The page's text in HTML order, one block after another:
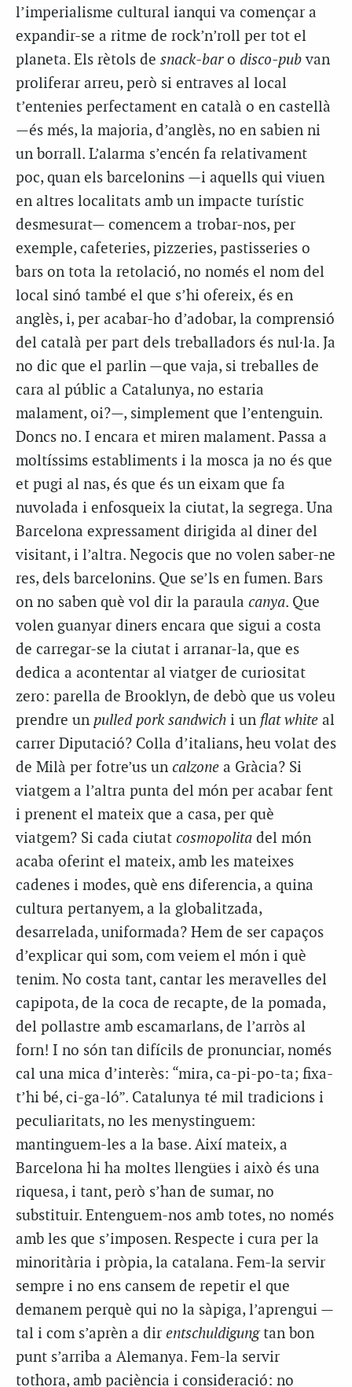
l’imperialisme cultural ianqui va començar a
expandir-se a ritme de rock’n’roll per tot el
planeta. Els rètols de snack-baro disco-pubvan
proliferar arreu, però si entraves al local
t’entenies perfectament en català o en castellà
—és més, la majoria, d’anglès, no en sabien ni
un borrall. L’alarma s’encén fa relativament
poc, quan els barcelonins —i aquells qui viuen
en altres localitats amb un impacte turístic
desmesurat— comencem a trobar-nos, per
exemple, cafeteries, pizzeries, pastisseries o
bars on tota la retolació, no només el nom del
local sinó també el que s’hi ofereix, és en
anglès, i, per acabar-ho d’adobar, la comprensió
del català per part dels treballadors és nul·la. Ja
no dic que el parlin —que vaja, si treballes de
cara al públic a Catalunya, no estaria
malament, oi?—, simplement que l’entenguin.
Doncs no. I encara et miren malament. Passa a
moltíssims establiments i la mosca ja no és que
et pugi al nas, és que és un eixam que fa
nuvolada i enfosqueix la ciutat, la segrega. Una
Barcelona expressament dirigida al diner del
visitant, i l’altra. Negocis que no volen saber-ne
res, dels barcelonins. Que se’ls en fumen. Bars
on no saben què vol dir la paraula canya. Que
volen guanyar diners encara que sigui a costa
de carregar-se la ciutat i arranar-la, que es
dedica a acontentar al viatger de curiositat
zero: parella de Brooklyn, de debò que us voleu
prendre un pulled pork sandwich i un flat white al
carrer Diputació? Colla d’italians, heu volat des
de Milà per fotre’us un calzone a Gràcia? Si
viatgem a l’altra punta del món per acabar fent
i prenent el mateix que a casa, per què
viatgem? Si cada ciutat cosmopolita del món
acaba oferint el mateix, amb les mateixes
cadenes i modes, què ens diferencia, a quina
cultura pertanyem, a la globalitzada,
desarrelada, uniformada? Hem de ser capaços
d’explicar qui som, com veiem el món i què
tenim. No costa tant, cantar les meravelles del
capipota, de la coca de recapte, de la pomada,
del pollastre amb escamarlans, de l’arròs al
forn! I no són tan difícils de pronunciar, només
cal una mica d’interès: “mira, ca-pi-po-ta; fixa-
t’hi bé, ci-ga-ló”. Catalunya té mil tradicions i
peculiaritats, no les menystinguem:
mantinguem-les a la base. Així mateix, a
Barcelona hi ha moltes llengües i això és una
riquesa, i tant, però s’han de sumar, no
substituir. Entenguem-nos amb totes, no només
amb les que s’imposen. Respecte i cura per la
minoritària i pròpia, la catalana. Fem-la servir
sempre i no ens cansem de repetir el que
demanem perquè qui no la sàpiga, l’aprengui —
tal i com s’aprèn a dir entschuldigungtan bon
punt s’arriba a Alemanya. Fem-la servir
tothora, amb paciència i consideració: no